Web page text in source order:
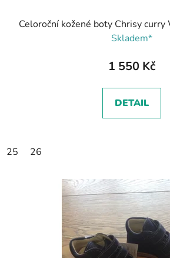
Celoroční kožené boty Chrisy curry
Skladem*
1 550 Kč
DETAIL
25 26